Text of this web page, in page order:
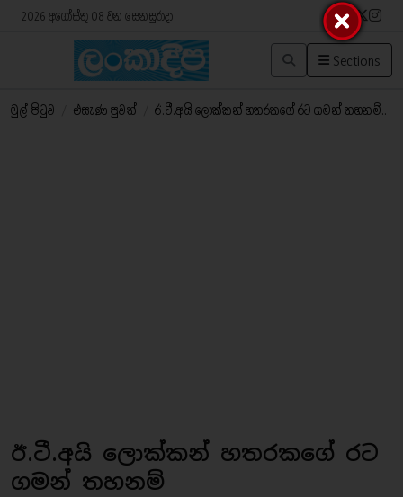
2026 අගෝස්තු 08 වන සෙනසුරාදා
Sections
මුල් පිටුව එසැණ පුවත් ඊ.ටී.අයි ලොක්කන් හතරකගේ රට ගමන් තහනම්..
ඊ.ටී.අයි ලොක්කන් හතරකගේ රට
ගමන් තහනම්